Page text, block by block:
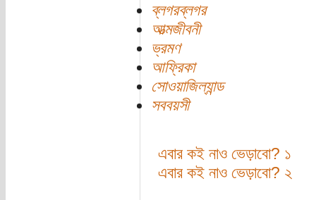
ব্লগরব্লগর
আত্মজীবনী
ভ্রমণ
আফ্রিকা
সোওয়াজিল্যান্ড
সববয়সী
এবার কই নাও ভেড়াবো? ১
এবার কই নাও ভেড়াবো? ২